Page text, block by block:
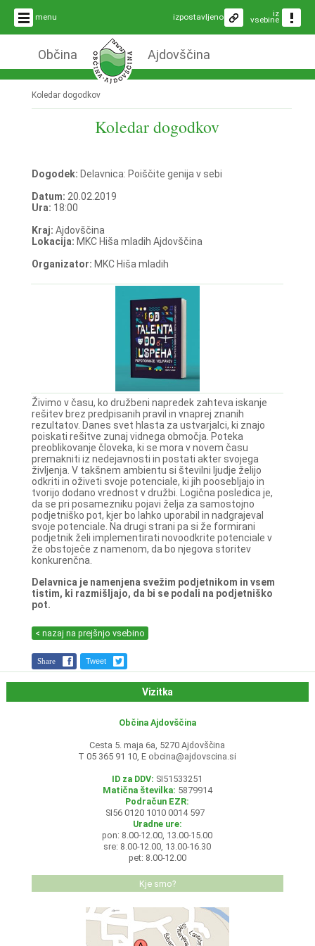
menu iz
vsebine
izpostavljeno
Občina Ajdovščina
Koledar dogodkov
Koledar dogodkov
Dogodek: Delavnica: Poiščite genija v sebi
Datum: 20.02.2019
Ura: 18:00
Kraj: Ajdovščina
Lokacija: MKC Hiša mladih Ajdovščina
Organizator: MKC Hiša mladih
Živimo v času, ko družbeni napredek zahteva iskanje
rešitev brez predpisanih pravil in vnaprej znanih
rezultatov. Danes svet hlasta za ustvarjalci, ki znajo
poiskati rešitve zunaj vidnega območja. Poteka
preoblikovanje človeka, ki se mora v novem času
premakniti iz nedejavnosti in postati akter svojega
življenja. V takšnem ambientu si številni ljudje želijo
odkriti in oživeti svoje potenciale, ki jih poosebljajo in
tvorijo dodano vrednost v družbi. Logična posledica je,
da se pri posamezniku pojavi želja za samostojno
podjetniško pot, kjer bo lahko uporabil in nadgrajeval
svoje potenciale. Na drugi strani pa si že formirani
podjetnik želi implementirati novoodkrite potenciale v
že obstoječe z namenom, da bo njegova storitev
konkurenčna.
Delavnica je namenjena svežim podjetnikom in vsem
tistim, ki razmišljajo, da bi se podali na podjetniško
pot.
< nazaj na prejšnjo vsebino
Share Tweet
Vizitka
Občina Ajdovščina
Cesta 5. maja 6a, 5270 Ajdovščina
T 05 365 91 10, E obcina@ajdovscina.si
ID za DDV: SI51533251
Matična številka: 5879914
Podračun EZR:
SI56 0120 1010 0014 597
Uradne ure:
pon: 8.00-12.00, 13.00-15.00
sre: 8.00-12.00, 13.00-16.30
pet: 8.00-12.00
Kje smo?